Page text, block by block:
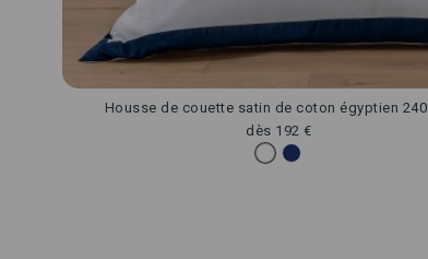
Housse de couette satin de coton égyptien
dès 192 €